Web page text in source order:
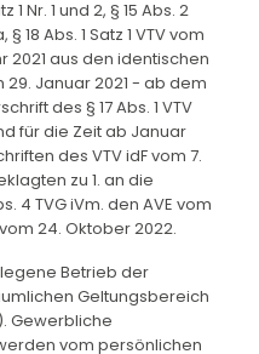
1 Nr. 1 und 2, § 15 Abs. 2
§ 18 Abs. 1 Satz 1 VTV vom
2021 aus den identischen
29. Januar 2021 - ab dem
des § 17 Abs. 1 VTV
für die Zeit ab Januar
des VTV idF vom 7.
zu 1. an die
4 TVG iVm. den AVE vom
vom 24. Oktober 2022.
Betrieb der
Geltungsbereich
Gewerbliche
vom persönlichen